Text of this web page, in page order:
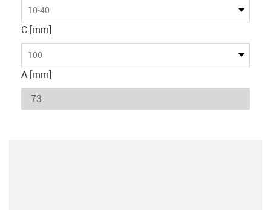
10-40
C [mm]
100
A [mm]